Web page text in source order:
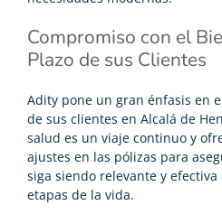
Compromiso con el
Plazo de sus Clientes
Adity pone un gran énfasis en
de sus clientes en Alcalá de
salud es un viaje continuo y
ajustes en las pólizas para
siga siendo relevante y
etapas de la vida.